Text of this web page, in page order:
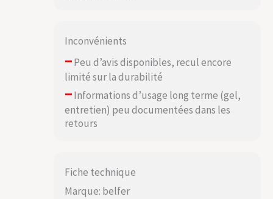
Inconvénients
–Peu d’avis disponibles, recul encore
limité sur la durabilité
–Informations d’usage long terme (gel,
entretien) peu documentées dans les
retours
Fiche technique
Marque: belfer